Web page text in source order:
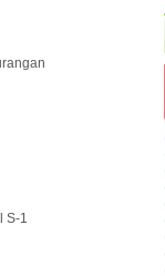
S-1